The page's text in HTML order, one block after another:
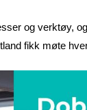
og verktøy,
fikk møte